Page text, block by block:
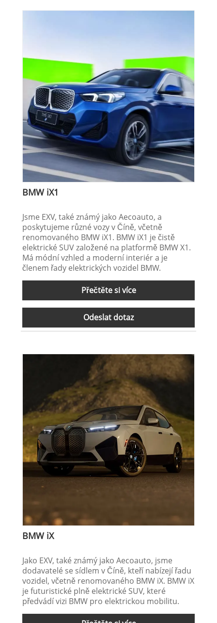
BMW iX1
Jsme EXV, také známý jako Aecoauto, a
poskytujeme různé vozy v Číně, včetně
renomovaného BMW iX1. BMW iX1 je čistě
elektrické SUV založené na platformě BMW X1.
Má módní vzhled a moderní interiér a je
členem řady elektrických vozidel BMW.
Přečtěte si více
Odeslat dotaz
BMW iX
Jako EXV, také známý jako Aecoauto, jsme
dodavatelé se sídlem v Číně, kteří nabízejí řadu
vozidel, včetně renomovaného BMW iX. BMW iX
je futuristické plně elektrické SUV, které
předvádí vizi BMW pro elektrickou mobilitu.